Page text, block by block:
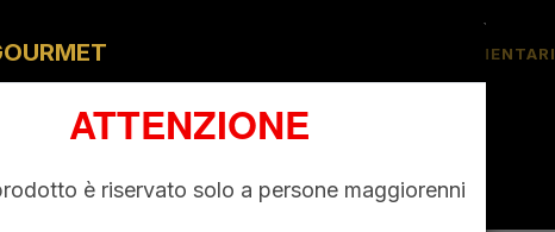
MACELLERIA SPECIALITÀ ALIMENTARI
ATTENZIONE
è riservato solo a persone maggiorenni